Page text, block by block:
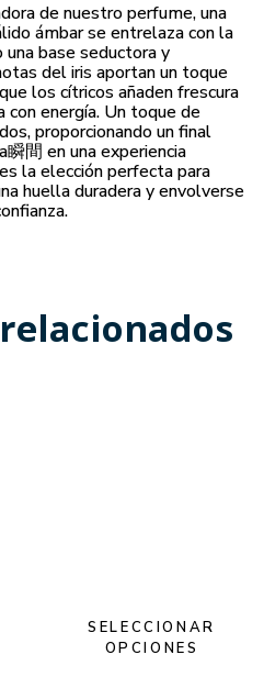
de nuestro perfume, una
ámbar se entrelaza con la
base seductora y
del iris aportan un toque
los cítricos añaden frescura
con energía. Un toque de
proporcionando un final
間 en una experiencia
la elección perfecta para
huella duradera y envolverse
SELECCIONAR
OPCIONES